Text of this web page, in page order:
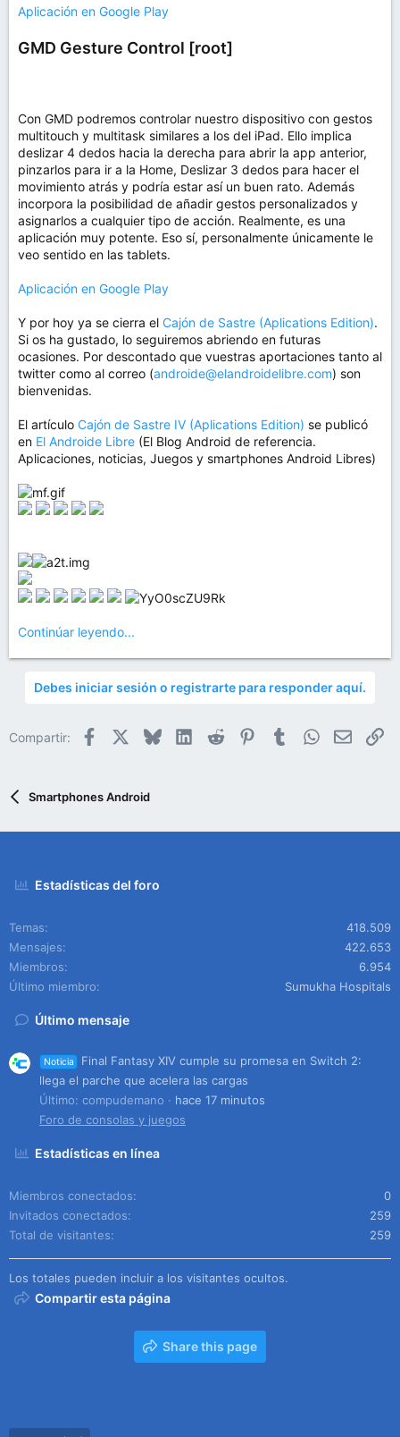
Aplicación en Google Play
GMD Gesture Control [root]
Con GMD podremos controlar nuestro dispositivo con gestos
multitouch y multitask similares a los del iPad. Ello implica
deslizar 4 dedos hacia la derecha para abrir la app anterior,
pinzarlos para ir a la Home, Deslizar 3 dedos para hacer el
movimiento atrás y podría estar así un buen rato. Además
incorpora la posibilidad de añadir gestos personalizados y
asignarlos a cualquier tipo de acción. Realmente, es una
aplicación muy potente. Eso sí, personalmente únicamente le
veo sentido en las tablets.
Aplicación en Google Play
Y por hoy ya se cierra el Cajón de Sastre (Aplications Edition).
Si os ha gustado, lo seguiremos abriendo en futuras
ocasiones. Por descontado que vuestras aportaciones tanto al
twitter como al correo (androide@elandroidelibre.com) son
bienvenidas.
El artículo Cajón de Sastre IV (Aplications Edition) se publicó
en El Androide Libre (El Blog Android de referencia.
Aplicaciones, noticias, Juegos y smartphones Android Libres)
Continúar leyendo...
Debes iniciar sesión o registrarte para responder aquí.
Compartir: Facebook BlueskyLinkedIn
Reddit PinterestTumblrWhatsApp
Email
Smartphones Android
Estadísticas del foro
Temas
418.509
Mensajes
422.653
Miembros
6.954
Último miembro
Sumukha Hospitals
Último mensaje
Noticia
Final Fantasy XIV cumple su promesa en Switch 2:
llega el parche que acelera las cargas
Último: compudemano
hace 17 minutos
Foro de consolas y juegos
Estadísticas en línea
Miembros conectados
0
Invitados conectados
259
Total de visitantes
259
Los totales pueden incluir a los visitantes ocultos.
Compartir esta página
Share this page